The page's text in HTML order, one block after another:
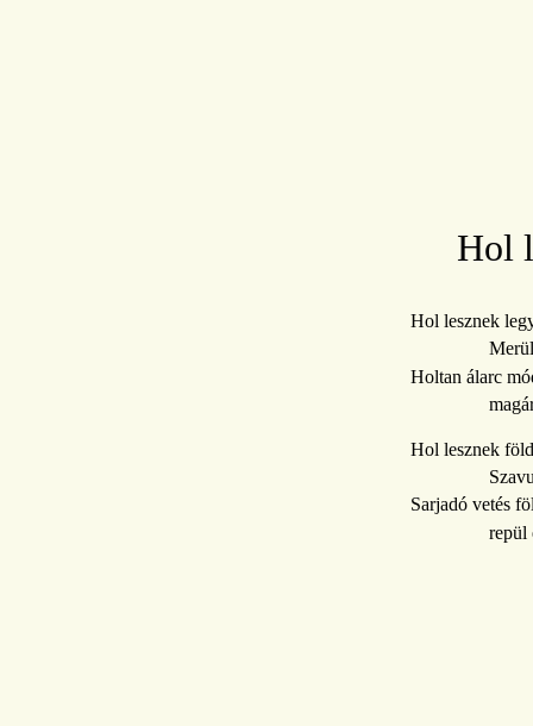
Hol
Hol lesznek
Holtan álarc
Hol lesznek
Sarjadó vetés
repül